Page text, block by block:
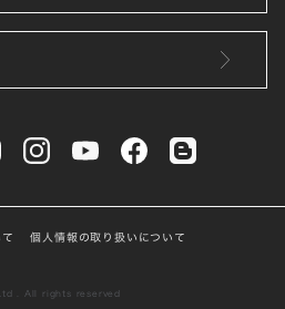
個人情報の取り扱いについて
. All rights reserved